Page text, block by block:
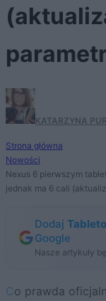
KATARZYNA
Strona główna
Nowości
Nexus 6 pierwszym
jednak ma 6 cali
Dodaj
Google
Nasze artykuły
Co prawda oficjalna prezentacja najnowszych urządzeń